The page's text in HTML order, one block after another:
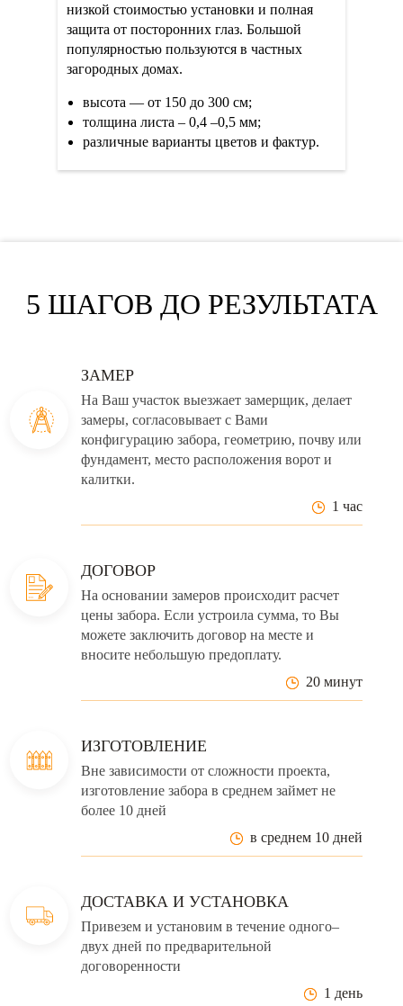
низкой стоимостью установки и полная
защита от посторонних глаз. Большой
популярностью пользуются в частных
загородных домах.
высота — от 150 до 300 см;
толщина листа – 0,4 –0,5 мм;
различные варианты цветов и фактур.
5 ШАГОВ ДО РЕЗУЛЬТАТА
ЗАМЕР
На Ваш участок выезжает замерщик, делает
замеры, согласовывает с Вами
конфигурацию забора, геометрию, почву или
фундамент, место расположения ворот и
калитки.
1 час
ДОГОВОР
На основании замеров происходит расчет
цены забора. Если устроила сумма, то Вы
можете заключить договор на месте и
вносите небольшую предоплату.
20 минут
ИЗГОТОВЛЕНИЕ
Вне зависимости от сложности проекта,
изготовление забора в среднем займет не
более 10 дней
в среднем 10 дней
ДОСТАВКА И УСТАНОВКА
Привезем и установим в течение одного–
двух дней по предварительной
договоренности
1 день